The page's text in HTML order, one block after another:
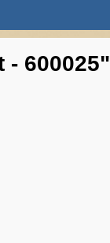
- 600025"